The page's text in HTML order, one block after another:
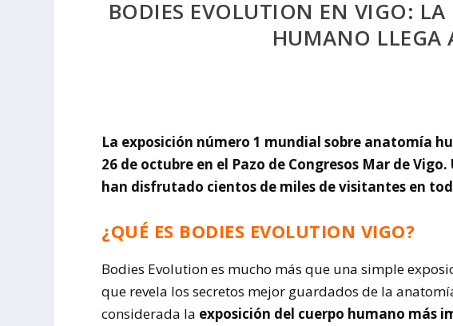
BODIES EVOLUTION EN VIGO: LA
HUMANO LLEGA
La exposición número 1 mundial sobre anatomía
26 de octubre en el Pazo de Congresos Mar de
han disfrutado cientos de miles de visitantes en
¿QUÉ ES BODIES EVOLUTION VIGO?
Bodies Evolution es mucho más que una simple
que revela los secretos mejor guardados de la
considerada la exposición del cuerpo humano más